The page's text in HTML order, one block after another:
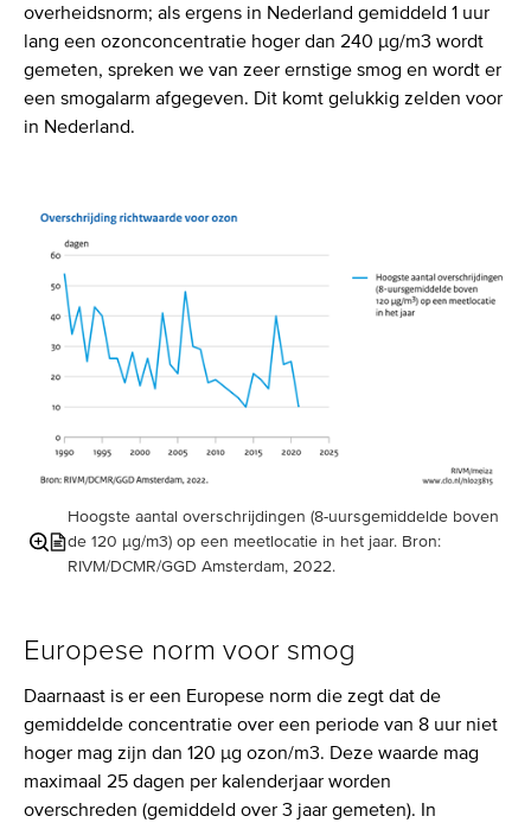
overheidsnorm; als ergens in Nederland gemiddeld 1 uur
lang een ozonconcentratie hoger dan 240 µg/m3 wordt
gemeten, spreken we van zeer ernstige smog en wordt er
een smogalarm afgegeven. Dit komt gelukkig zelden voor
in Nederland.
Vergroot
afbeelding
Schakel
inhoud
Hoogste aantal overschrijdingen (8-uursgemiddelde boven
de 120 µg/m3) op een meetlocatie in het jaar. Bron:
RIVM/DCMR/GGD Amsterdam, 2022.
Europese norm voor smog
Daarnaast is er een Europese norm die zegt dat de
gemiddelde concentratie over een periode van 8 uur niet
hoger mag zijn dan 120 µg ozon/m3. Deze waarde mag
maximaal 25 dagen per kalenderjaar worden
overschreden (gemiddeld over 3 jaar gemeten). In